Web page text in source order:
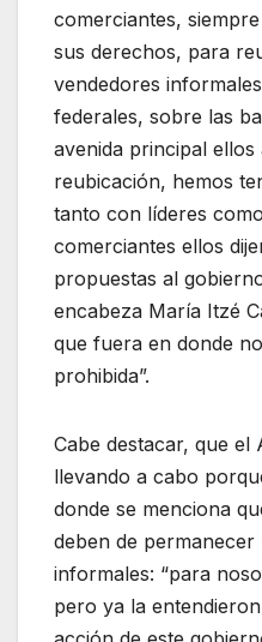
comerciantes,
sus derechos, para
vendedores
federales, sobre las
avenida principal ellos
reubicación, hemos
tanto con líderes
comerciantes ellos
propuestas al
encabeza María Itzé
que fuera en donde
prohibida”.
Cabe destacar, que el
llevando a cabo
donde se menciona
deben de
informales: “para
pero ya la